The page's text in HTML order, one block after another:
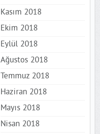
Kasım 2018
Ekim 2018
Eylül 2018
Ağustos 2018
Temmuz 2018
Haziran 2018
Mayıs 2018
Nisan 2018